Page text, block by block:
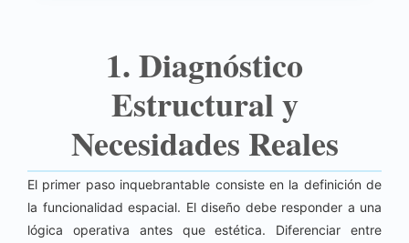
1. Diagnóstico
Estructural y
Necesidades Reales
El primer paso inquebrantable consiste en la definición de
la funcionalidad espacial. El diseño debe responder a una
lógica operativa antes que estética. Diferenciar entre